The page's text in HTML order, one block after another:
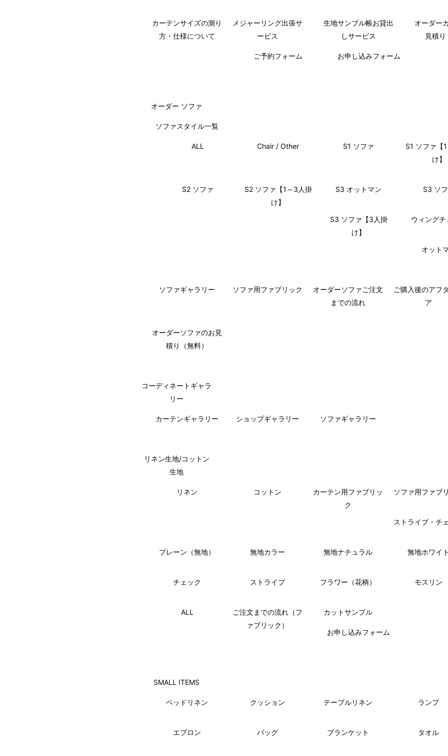
カーテンサイズの測り
方・仕様について
メジャーリング出張サ
ービス
ご予約フォーム
生地サンプル帳お貸出
しサービス
お申し込みフォーム
オーダー
見積り
オーダー ソファ
ソファスタイル一覧
ALL Chair / Other S1 ソファ
S1 ソファ【
け】
S2 ソファ
S2 ソファ【1～3人掛
け】
S3 オットマン S3 ソ
S3 ソファ【3人掛
け】
ウィングチ
オット
ソファギャラリー ソファ用ファブリック
オーダーソファご注文
までの流れ
ご購入後のアフ
ア
オーダーソファのお見
積り（無料）
コーディネートギャラ
リー
カーテンギャラリー ショップギャラリー ソファギャラリー
リネン生地/コットン
生地
リネン コットン
カーテン用ファブリッ
ク
ソファ用ファブ
ストライプ・チ
プレーン（無地） 無地カラー 無地ナチュラル 無地ホワイト
チェック ストライプ フラワー（花柄） モスリン
ALL
ご注文までの流れ（フ
ァブリック）
カットサンプル
お申し込みフォーム
SMALL ITEMS
ベッドリネン クッション テーブルリネン ランプ
エプロン バッグ ブランケット タオル